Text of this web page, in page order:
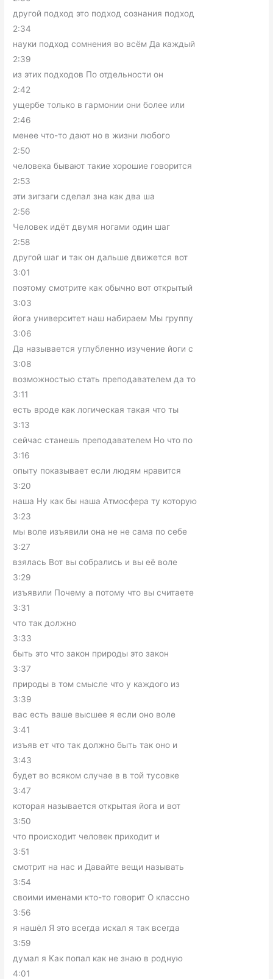
другой подход это подход сознания подход
2:34
науки подход сомнения во всём Да каждый
2:39
из этих подходов По отдельности он
2:42
ущербе только в гармонии они более или
2:46
менее что-то дают но в жизни любого
2:50
человека бывают такие хорошие говорится
2:53
эти зигзаги сделал зна как два ша
2:56
Человек идёт двумя ногами один шаг
2:58
другой шаг и так он дальше движется вот
3:01
поэтому смотрите как обычно вот открытый
3:03
йога университет наш набираем Мы группу
3:06
Да называется углубленно изучение йоги с
3:08
возможностью стать преподавателем да то
3:11
есть вроде как логическая такая что ты
3:13
сейчас станешь преподавателем Но что по
3:16
опыту показывает если людям нравится
3:20
наша Ну как бы наша Атмосфера ту которую
3:23
мы воле изъявили она не не сама по себе
3:27
взялась Вот вы собрались и вы её воле
3:29
изъявили Почему а потому что вы считаете
3:31
что так должно
3:33
быть это что закон природы это закон
3:37
природы в том смысле что у каждого из
3:39
вас есть ваше высшее я если оно воле
3:41
изъяв ет что так должно быть так оно и
3:43
будет во всяком случае в в той тусовке
3:47
которая называется открытая йога и вот
3:50
что происходит человек приходит и
3:51
смотрит на нас и Давайте вещи называть
3:54
своими именами кто-то говорит О классно
3:56
я нашёл Я это всегда искал я так всегда
3:59
думал я Как попал как не знаю в родную
4:01